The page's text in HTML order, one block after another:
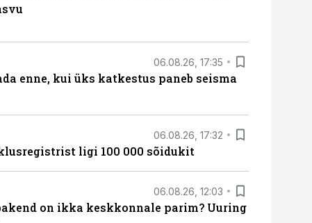
06.08.26, 17:35
enne, kui üks katkestus paneb seisma
06.08.26, 17:32
ligi 100 000 sõidukit
06.08.26, 12:03
on ikka keskkonnale parim? Uuring